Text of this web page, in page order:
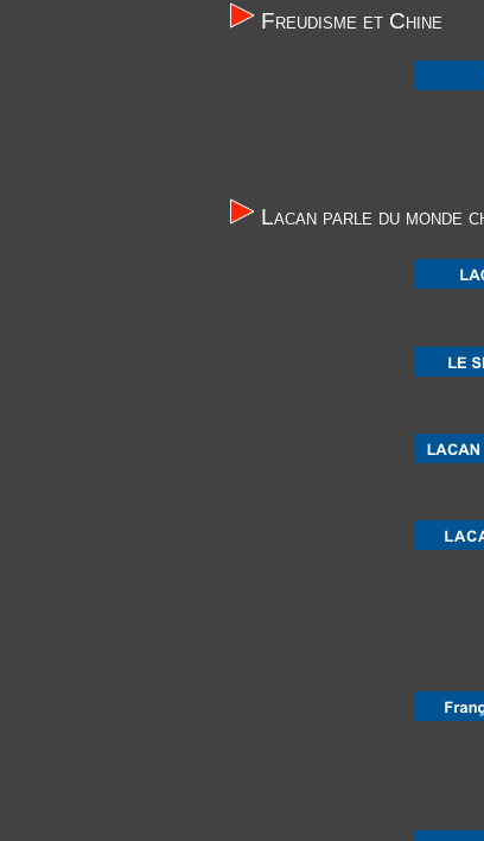
Freudisme et Chine
Lacan parle du monde
Une
Ses
Des